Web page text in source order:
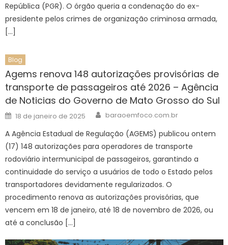
República (PGR). O órgão queria a condenação do ex-
presidente pelos crimes de organização criminosa armada,
[…]
Blog
Agems renova 148 autorizações provisórias de
transporte de passageiros até 2026 – Agência
de Noticias do Governo de Mato Grosso do Sul
Posted
on
18 de janeiro de 2025 Author
baraoemfoco.com.br
A Agência Estadual de Regulação (AGEMS) publicou ontem
(17) 148 autorizações para operadores de transporte
rodoviário intermunicipal de passageiros, garantindo a
continuidade do serviço a usuários de todo o Estado pelos
transportadores devidamente regularizados. O
procedimento renova as autorizações provisórias, que
vencem em 18 de janeiro, até 18 de novembro de 2026, ou
até a conclusão […]